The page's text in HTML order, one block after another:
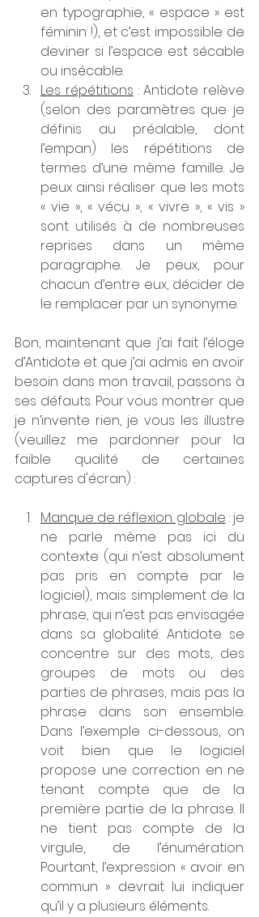
en typographie, « espace » est
féminin !), et c’est impossible de
deviner si l’espace est sécable
ou insécable.
Les répétitions : Antidote relève
(selon des paramètres que je
définis au préalable, dont
l’empan) les répétitions de
termes d’une même famille. Je
peux ainsi réaliser que les mots
« vie », « vécu », « vivre », « vis »
sont utilisés à de nombreuses
reprises dans un même
paragraphe. Je peux, pour
chacun d’entre eux, décider de
le remplacer par un synonyme.
Bon, maintenant que j’ai fait l’éloge
d’Antidote et que j’ai admis en avoir
besoin dans mon travail, passons à
ses défauts. Pour vous montrer que
je n’invente rien, je vous les illustre
(veuillez me pardonner pour la
faible qualité de certaines
captures d'écran) :
Manque de réflexion globale : je
ne parle même pas ici du
contexte (qui n’est absolument
pas pris en compte par le
logiciel), mais simplement de la
phrase, qui n’est pas envisagée
dans sa globalité. Antidote se
concentre sur des mots, des
groupes de mots ou des
parties de phrases, mais pas la
phrase dans son ensemble.
Dans l’exemple ci-dessous, on
voit bien que le logiciel
propose une correction en ne
tenant compte que de la
première partie de la phrase. Il
ne tient pas compte de la
virgule, de l’énumération.
Pourtant, l’expression « avoir en
commun » devrait lui indiquer
qu’il y a plusieurs éléments.